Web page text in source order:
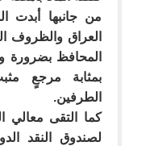
من جانبها أبدت
العراق والظروف
المحافظ بضرورة
بمثابة مرجعٍ
الطرفين.
كما التقى معالي
لصندوق النقد